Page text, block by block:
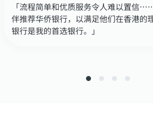
「流程简单和优质服务令人难以置信
伴推荐华侨银行，以满足他们在香港的
银行是我的首选银行。」